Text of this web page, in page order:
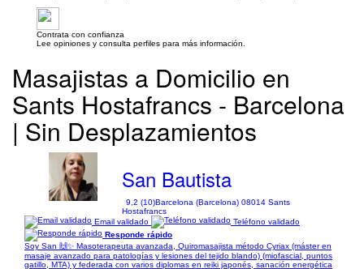
Contrata con confianza
Lee opiniones y consulta perfiles para más información.
Masajistas a Domicilio en
Sants Hostafrancs - Barcelona
| Sin Desplazamientos
San Bautista
9,2 (10)Barcelona (Barcelona) 08014 Sants
Hostafrancs
Email validado
Teléfono validado
Responde rápido
Soy San 🙌✨ Masoterapeuta avanzada, Quiromasajista método Cyriax (máster en
masaje avanzado para patologías y lesiones del tejido blando) (miofascial, puntos
gatillo, MTA) y federada con varios diplomas en reiki japonés, sanación energética